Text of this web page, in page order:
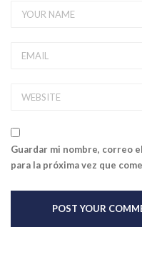
Guardar mi nombre, correo
para la próxima vez que